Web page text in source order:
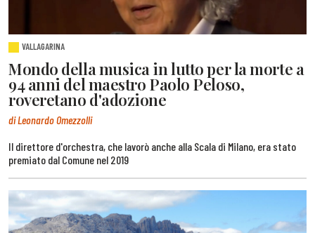
VALLAGARINA
Mondo della musica in lutto per la morte a
94 anni del maestro Paolo Peloso,
roveretano d'adozione
di Leonardo Omezzolli
Il direttore d'orchestra, che lavorò anche alla Scala di Milano, era stato
premiato dal Comune nel 2019